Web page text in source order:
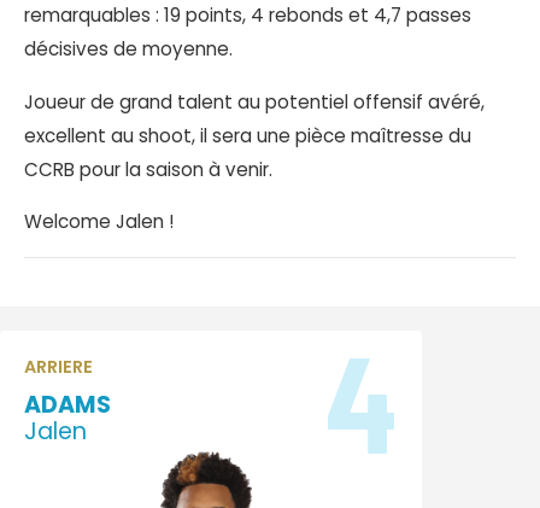
remarquables : 19 points, 4 rebonds et 4,7 passes
décisives de moyenne.
Joueur de grand talent au potentiel offensif avéré,
excellent au shoot, il sera une pièce maîtresse du
CCRB pour la saison à venir.
Welcome Jalen !
ARRIERE
ADAMS
Jalen
4